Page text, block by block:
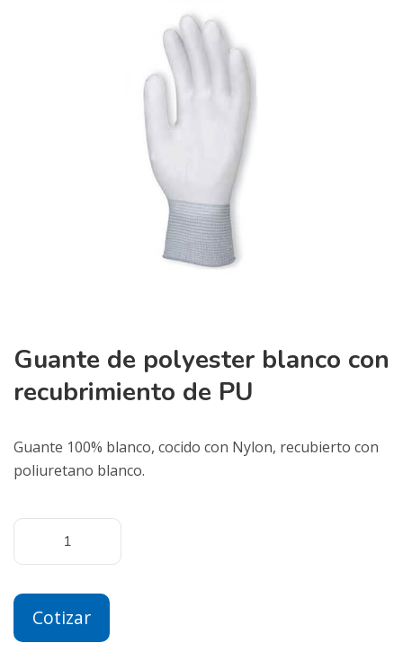
Guante de polyester blanco con
recubrimiento de PU
Guante 100% blanco, cocido con Nylon, recubierto con
poliuretano blanco.
Cotizar